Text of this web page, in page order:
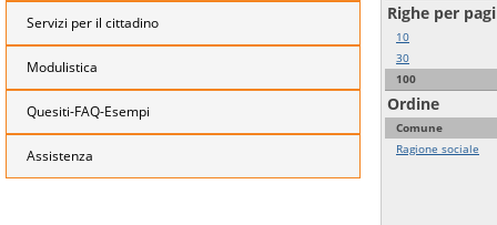
Servizi per il cittadino
Modulistica
Quesiti-FAQ-Esempi
Assistenza
Righe per
10
30
100
Ordine
Comune
Ragione sociale